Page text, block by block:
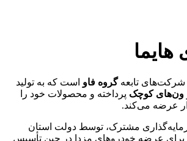
گروه فاو است که به تولید
ون‌های کوچک پرداخته و محصولات خود را
عرضه می‌کند.
مشترک، توسط دولت استان
برای عرضه خودروهای مزدا در چین تأسیس